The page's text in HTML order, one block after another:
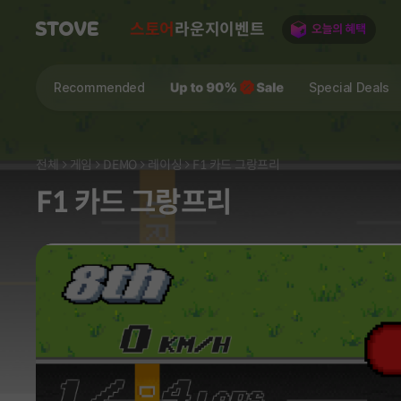
스토어 라운지 이벤트
Recommended Special Deals
전체 게임 DEMO 레이싱 F1 카드 그랑프리
F1 카드 그랑프리